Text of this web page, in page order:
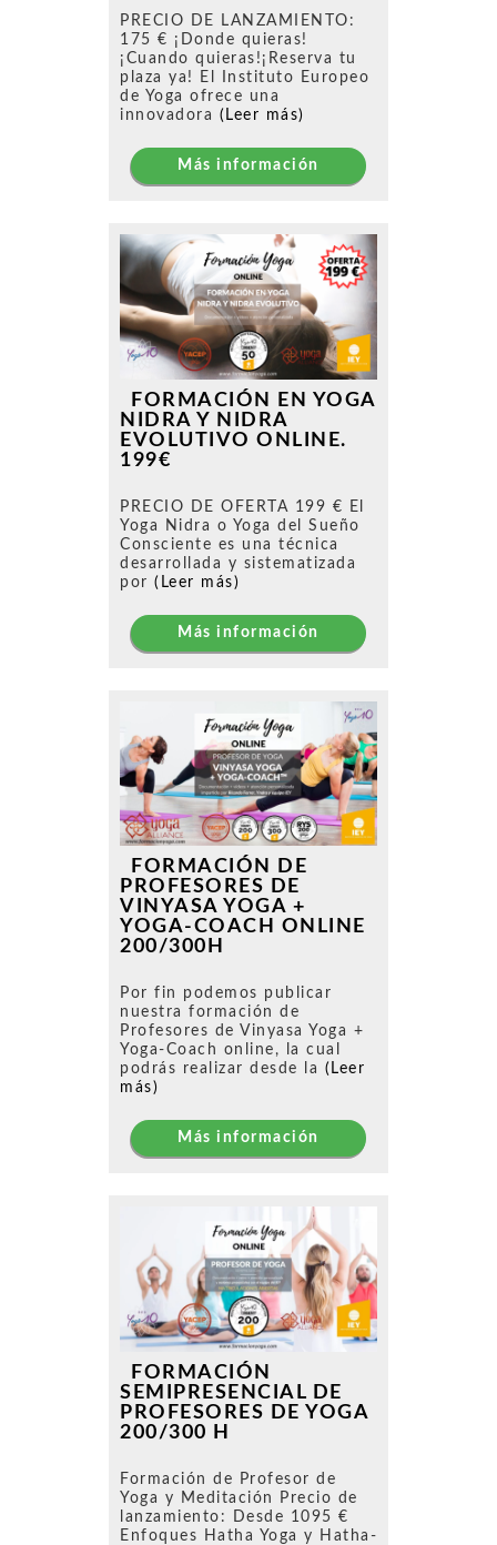
PRECIO DE LANZAMIENTO:
175 € ¡Donde quieras!
¡Cuando quieras!¡Reserva tu
plaza ya! El Instituto Europeo
de Yoga ofrece una
innovadora (Leer más)
Más información
FORMACIÓN EN YOGA
NIDRA Y NIDRA
EVOLUTIVO ONLINE.
199€
PRECIO DE OFERTA 199 € El
Yoga Nidra o Yoga del Sueño
Consciente es una técnica
desarrollada y sistematizada
por (Leer más)
Más información
FORMACIÓN DE
PROFESORES DE
VINYASA YOGA +
YOGA-COACH ONLINE
200/300H
Por fin podemos publicar
nuestra formación de
Profesores de Vinyasa Yoga +
Yoga-Coach online, la cual
podrás realizar desde la (Leer
más)
Más información
FORMACIÓN
SEMIPRESENCIAL DE
PROFESORES DE YOGA
200/300 H
Formación de Profesor de
Yoga y Meditación Precio de
lanzamiento: Desde 1095 €
Enfoques Hatha Yoga y Hatha-